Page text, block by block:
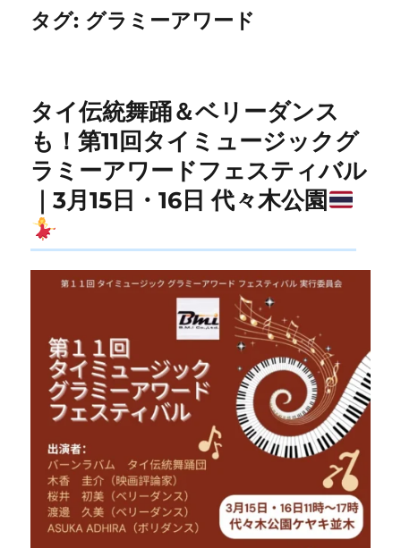
タグ: グラミーアワード
タイ伝統舞踊＆ベリーダンス
も！第11回タイミュージックグ
ラミーアワードフェスティバル
｜3月15日・16日 代々木公園